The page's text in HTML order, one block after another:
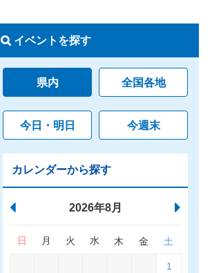
イベントを探す
県内 全国各地
今日・明日 今週末
カレンダーから探す
2026年8月
日 月 火 水 木 金 土
1